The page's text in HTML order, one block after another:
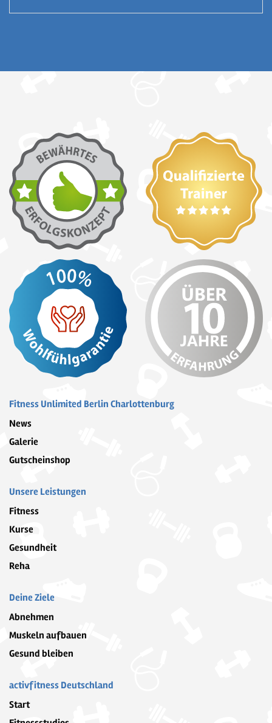
Fitness Unlimited Berlin Charlottenburg
News
Galerie
Gutscheinshop
Unsere Leistungen
Fitness
Kurse
Gesundheit
Reha
Deine Ziele
Abnehmen
Muskeln aufbauen
Gesund bleiben
activfitness Deutschland
Start